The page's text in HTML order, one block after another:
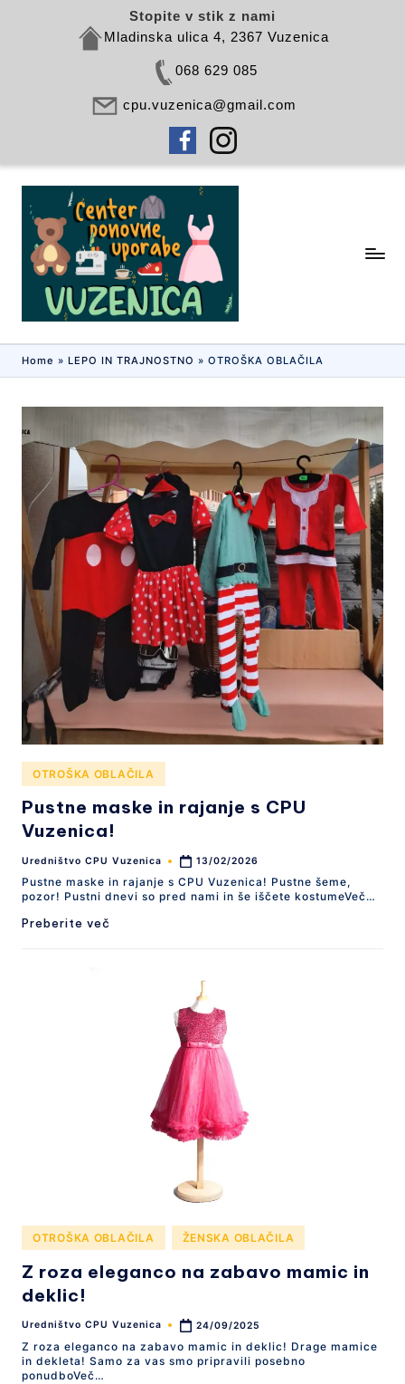
Stopite v stik z nami
Mladinska ulica 4, 2367 Vuzenica
068 629 085
cpu.vuzenica@gmail.com
content
C
U
V
Z
E
I
C
A
NAREDITE
NEKAJ
DOBREGA
Home » LEPO IN TRAJNOSTNO » OTROŠKA OBLAČILA
Posted
in
OTROŠKA OBLAČILA
Pustne maske in rajanje s CPU
Vuzenica!
Posted
by
Uredništvo CPU Vuzenica 13/02/2026
Pustne maske in rajanje s CPU Vuzenica! Pustne šeme,
pozor! Pustni dnevi so pred nami in še iščete kostumeVeč…
Preberite več
Posted
in
OTROŠKA OBLAČILA ŽENSKA OBLAČILA
Z roza eleganco na zabavo mamic in
deklic!
Posted
by
Uredništvo CPU Vuzenica 24/09/2025
Z roza eleganco na zabavo mamic in deklic! Drage mamice
in dekleta! Samo za vas smo pripravili posebno
ponudboVeč…